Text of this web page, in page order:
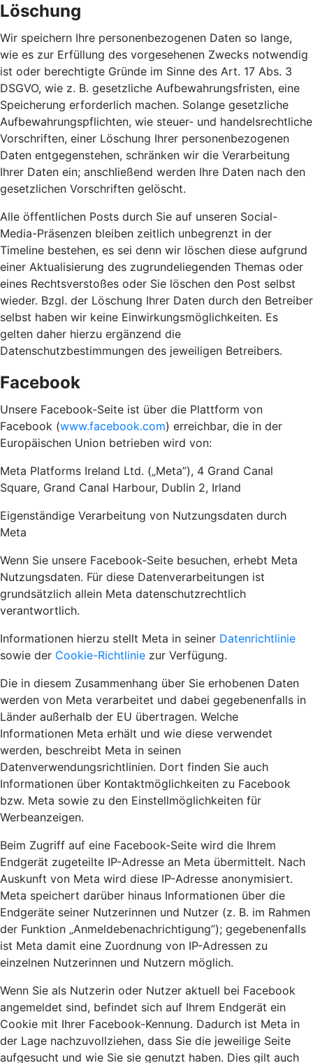
Löschung
Wir speichern Ihre personenbezogenen Daten so lange,
wie es zur Erfüllung des vorgesehenen Zwecks notwendig
ist oder berechtigte Gründe im Sinne des Art. 17 Abs. 3
DSGVO, wie z. B. gesetzliche Aufbewahrungsfristen, eine
Speicherung erforderlich machen. Solange gesetzliche
Aufbewahrungspflichten, wie steuer- und handelsrechtliche
Vorschriften, einer Löschung Ihrer personenbezogenen
Daten entgegenstehen, schränken wir die Verarbeitung
Ihrer Daten ein; anschließend werden Ihre Daten nach den
gesetzlichen Vorschriften gelöscht.
Alle öffentlichen Posts durch Sie auf unseren Social-
Media-Präsenzen bleiben zeitlich unbegrenzt in der
Timeline bestehen, es sei denn wir löschen diese aufgrund
einer Aktualisierung des zugrundeliegenden Themas oder
eines Rechtsverstoßes oder Sie löschen den Post selbst
wieder. Bzgl. der Löschung Ihrer Daten durch den Betreiber
selbst haben wir keine Einwirkungsmöglichkeiten. Es
gelten daher hierzu ergänzend die
Datenschutzbestimmungen des jeweiligen Betreibers.
Facebook
Unsere Facebook-Seite ist über die Plattform von
Facebook (www.facebook.com) erreichbar, die in der
Europäischen Union betrieben wird von:
Meta Platforms Ireland Ltd. („Meta”), 4 Grand Canal
Square, Grand Canal Harbour, Dublin 2, Irland
Eigenständige Verarbeitung von Nutzungsdaten durch
Meta
Wenn Sie unsere Facebook-Seite besuchen, erhebt Meta
Nutzungsdaten. Für diese Datenverarbeitungen ist
grundsätzlich allein Meta datenschutzrechtlich
verantwortlich.
Informationen hierzu stellt Meta in seiner Datenrichtlinie
sowie der Cookie-Richtlinie zur Verfügung.
Die in diesem Zusammenhang über Sie erhobenen Daten
werden von Meta verarbeitet und dabei gegebenenfalls in
Länder außerhalb der EU übertragen. Welche
Informationen Meta erhält und wie diese verwendet
werden, beschreibt Meta in seinen
Datenverwendungsrichtlinien. Dort finden Sie auch
Informationen über Kontaktmöglichkeiten zu Facebook
bzw. Meta sowie zu den Einstellmöglichkeiten für
Werbeanzeigen.
Beim Zugriff auf eine Facebook-Seite wird die Ihrem
Endgerät zugeteilte IP-Adresse an Meta übermittelt. Nach
Auskunft von Meta wird diese IP-Adresse anonymisiert.
Meta speichert darüber hinaus Informationen über die
Endgeräte seiner Nutzerinnen und Nutzer (z. B. im Rahmen
der Funktion „Anmeldebenachrichtigung”); gegebenenfalls
ist Meta damit eine Zuordnung von IP-Adressen zu
einzelnen Nutzerinnen und Nutzern möglich.
Wenn Sie als Nutzerin oder Nutzer aktuell bei Facebook
angemeldet sind, befindet sich auf Ihrem Endgerät ein
Cookie mit Ihrer Facebook-Kennung. Dadurch ist Meta in
der Lage nachzuvollziehen, dass Sie die jeweilige Seite
aufgesucht und wie Sie sie genutzt haben. Dies gilt auch